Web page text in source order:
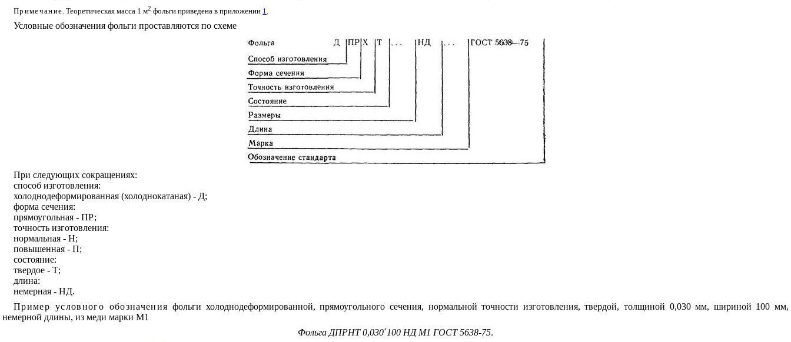
Примечание. Теоретическая масса 1 м2 фольги приведена в приложении 1.
Условные обозначения фольги проставляются по схеме
При следующих сокращениях:
способ изготовления:
холоднодеформированная (холоднокатаная) - Д;
форма сечения:
прямоугольная - ПР;
точность изготовления:
нормальная - Н;
повышенная - П;
состояние:
твердое - Т;
длина:
немерная - НД.
Пример условного обозначения фольги холоднодеформированной, прямоугольного сечения, нормальной точности изготовления, твердой, толщиной 0,030 мм, шириной 100 мм,
немерной длины, из меди марки M1
Фольга ДПРНТ 0,030´100 НД M1 ГОСТ 5638-75.